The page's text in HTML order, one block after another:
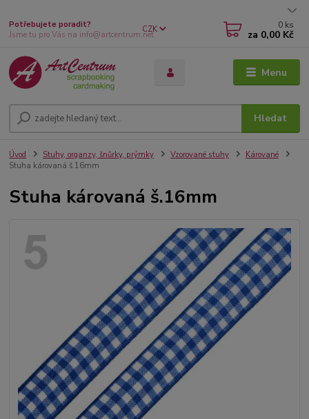
Menu
CZK
Hledat
Potřebujete poradit?
Jsme tu pro Vás na info@artcentrum.net
0 ks
za 0,00 Kč
Úvod Stuhy, organzy, šnůrky, prýmky Vzorované stuhy
Kárované
Stuha károvaná š.16mm
Stuha károvaná š.16mm